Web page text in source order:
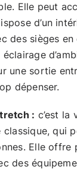
Elle peut
d’un
des sièges en
une sortie
dépenser.
: c’est la
classique, qui
Elle offre
des